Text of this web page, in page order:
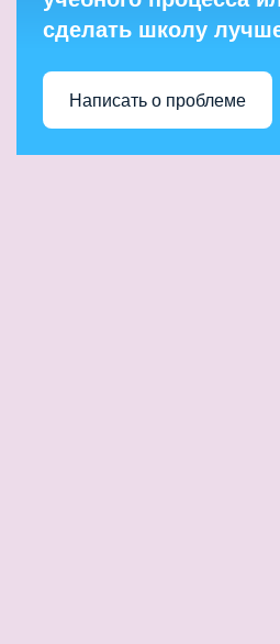
сделать школу
Написать о проблеме